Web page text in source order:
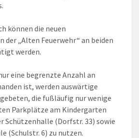
können die neuen
der „Alten Feuerwehr“ an beiden
werden.
eine begrenzte Anzahl an
ist, werden auswärtige
die fußläufig nur wenige
Parkplätze am Kindergarten
Schützenhalle (Dorfstr. 33) sowie
(Schulstr. 6) zu nutzen.